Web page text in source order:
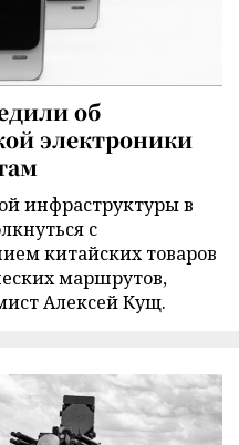
об
электроники
инфраструктуры в
с
китайских товаров
маршрутов,
Алексей Кущ.